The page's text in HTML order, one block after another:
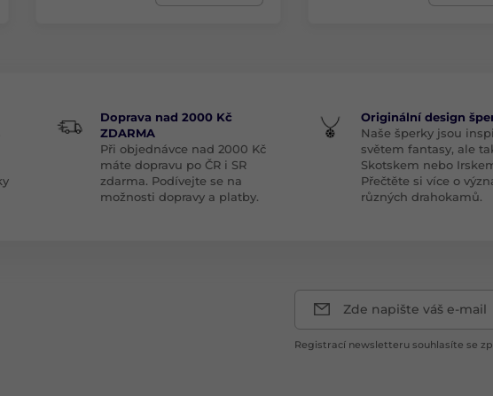
Doprava nad 2000 Kč
ZDARMA
Při objednávce nad 2000 Kč
máte dopravu po ČR i SR
zdarma. Podívejte se na
možnosti dopravy a platby.
Originální design
Naše šperky jsou
světem fantasy, ale
Skotskem nebo
Přečtěte si více o
různých drahokamů.
Zde napište váš e-mail
Registrací newsletteru souhlasíte se